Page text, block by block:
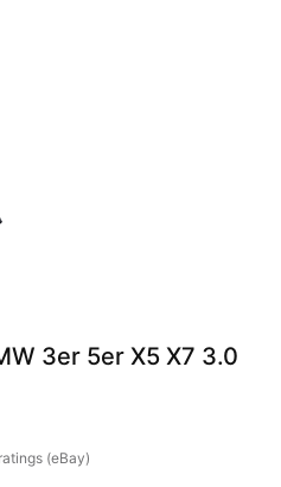
3er 5er X5 X7 3.0
(eBay)